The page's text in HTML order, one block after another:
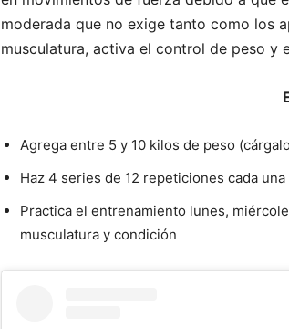
moderada que no exige tanto como los
musculatura, activa el control de peso y
Agrega entre 5 y 10 kilos de peso
Haz 4 series de 12 repeticiones cada una
Practica el entrenamiento lunes,
musculatura y condición